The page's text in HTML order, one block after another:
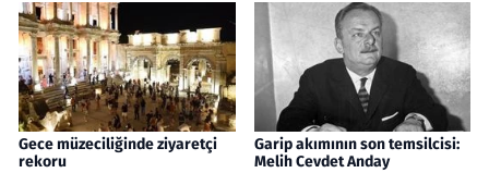
Gece müzeciliğinde ziyaretçi
rekoru
Garip akımının son temsilcisi:
Melih Cevdet Anday